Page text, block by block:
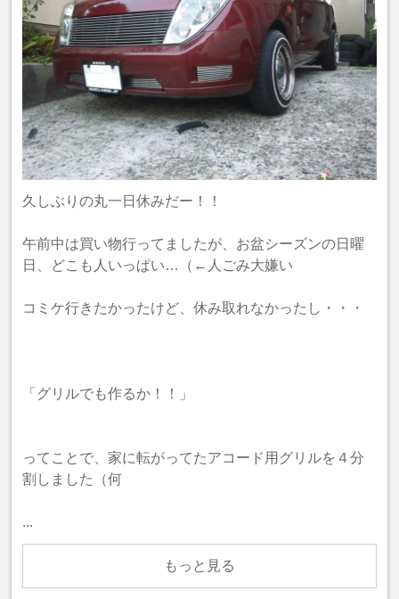
久しぶりの丸一日休みだー！！
午前中は買い物行ってましたが、お盆シーズンの日曜
日、どこも人いっぱい…（←人ごみ大嫌い
コミケ行きたかったけど、休み取れなかったし・・・
「グリルでも作るか！！」
ってことで、家に転がってたアコード用グリルを４分
割しました（何
...
もっと見る